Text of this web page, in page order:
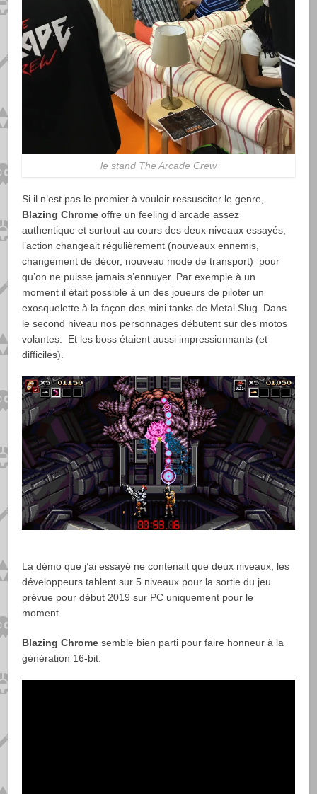
le stand The Arcade Crew
Si il n’est pas le premier à vouloir ressusciter le genre,
Blazing Chrome offre un feeling d’arcade assez
authentique et surtout au cours des deux niveaux essayés,
l’action changeait régulièrement (nouveaux ennemis,
changement de décor, nouveau mode de transport) pour
qu’on ne puisse jamais s’ennuyer. Par exemple à un
moment il était possible à un des joueurs de piloter un
exosquelette à la façon des mini tanks de Metal Slug. Dans
le second niveau nos personnages débutent sur des motos
volantes. Et les boss étaient aussi impressionnants (et
difficiles).
La démo que j’ai essayé ne contenait que deux niveaux, les
développeurs tablent sur 5 niveaux pour la sortie du jeu
prévue pour début 2019 sur PC uniquement pour le
moment.
Blazing Chrome semble bien parti pour faire honneur à la
génération 16-bit.